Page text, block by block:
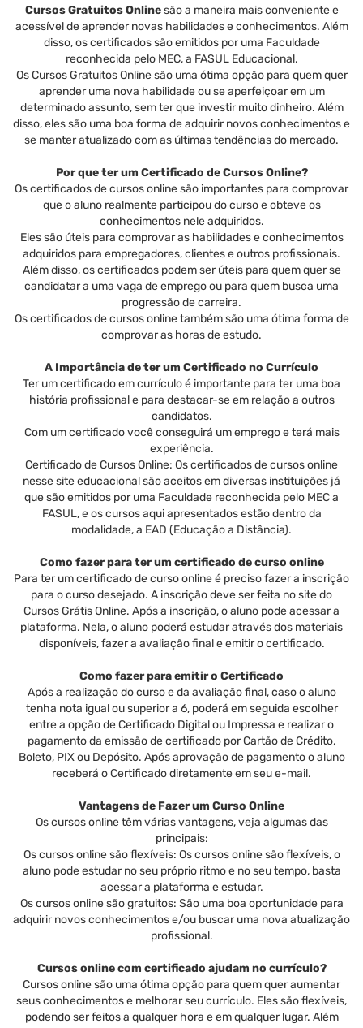
Cursos Gratuitos Onlinesão a maneira mais conveniente e
acessível de aprender novas habilidades e conhecimentos. Além
disso, os certificados são emitidos por uma Faculdade
reconhecida pelo MEC, a FASUL Educacional.
Os Cursos Gratuitos Online são uma ótima opção para quem quer
aprender uma nova habilidade ou se aperfeiçoar em um
determinado assunto, sem ter que investir muito dinheiro. Além
disso, eles são uma boa forma de adquirir novos conhecimentos e
se manter atualizado com as últimas tendências do mercado.
Por que ter um Certificado de Cursos Online?
Os certificados de cursos online são importantes para comprovar
que o aluno realmente participou do curso e obteve os
conhecimentos nele adquiridos.
Eles são úteis para comprovar as habilidades e conhecimentos
adquiridos para empregadores, clientes e outros profissionais.
Além disso, os certificados podem ser úteis para quem quer se
candidatar a uma vaga de emprego ou para quem busca uma
progressão de carreira.
Os certificados de cursos online também são uma ótima forma de
comprovar as horas de estudo.
A Importância de ter um Certificado no Currículo
Ter um certificado em currículo é importante para ter uma boa
história profissional e para destacar-se em relação a outros
candidatos.
Com um certificado você conseguirá um emprego e terá mais
experiência.
Certificado de Cursos Online: Os certificados de cursos online
nesse site educacional são aceitos em diversas instituições já
que são emitidos por uma Faculdade reconhecida pelo MEC a
FASUL, e os cursos aqui apresentados estão dentro da
modalidade, a EAD (Educação a Distância).
Como fazer para ter um certificado de curso online
Para ter um certificado de curso online é preciso fazer a inscrição
para o curso desejado. A inscrição deve ser feita no site do
Cursos Grátis Online. Após a inscrição, o aluno pode acessar a
plataforma. Nela, o aluno poderá estudar através dos materiais
disponíveis, fazer a avaliação final e emitir o certificado.
Como fazer para emitir o Certificado
Após a realização do curso e da avaliação final, caso o aluno
tenha nota igual ou superior a 6, poderá em seguida escolher
entre a opção de Certificado Digital ou Impressa e realizar o
pagamento da emissão de certificado por Cartão de Crédito,
Boleto, PIX ou Depósito. Após aprovação de pagamento o aluno
receberá o Certificado diretamente em seu e-mail.
Vantagens de Fazer um Curso Online
Os cursos online têm várias vantagens, veja algumas das
principais:
Os cursos online são flexíveis: Os cursos online são flexíveis, o
aluno pode estudar no seu próprio ritmo e no seu tempo, basta
acessar a plataforma e estudar.
Os cursos online são gratuitos: São uma boa oportunidade para
adquirir novos conhecimentos e/ou buscar uma nova atualização
profissional.
Cursos online com certificado ajudam no currículo?
Cursos online são uma ótima opção para quem quer aumentar
seus conhecimentos e melhorar seu currículo. Eles são flexíveis,
podendo ser feitos a qualquer hora e em qualquer lugar. Além